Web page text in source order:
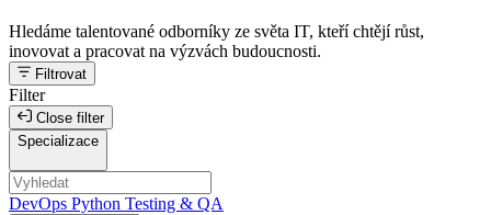
Hledáme talentované odborníky ze světa IT, kteří chtějí růst,
inovovat a pracovat na výzvách budoucnosti.
Filtrovat
Filter
Close filter
Specializace
DevOps Python Testing & QA